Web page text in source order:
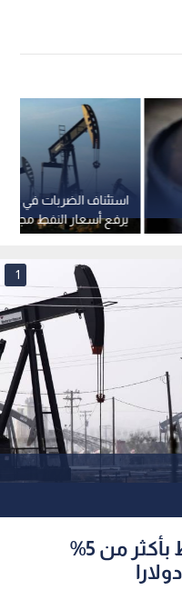
استئناف الضربات في
يرفع أسعار النفط مجددا
1
عقود "برنت" الآجلة تهبط بأكثر من 5%